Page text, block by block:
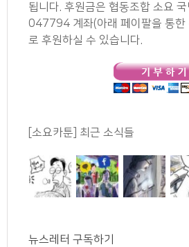
됩니다. 후원금은 협동조합 소요
047794 계좌(아래 페이팔을 통한
로 후원하실 수 있습니다.
[소요카툰] 최근 소식들
뉴스레터 구독하기